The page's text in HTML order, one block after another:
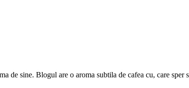
de sine. Blogul are o aroma subtila de cafea cu, care